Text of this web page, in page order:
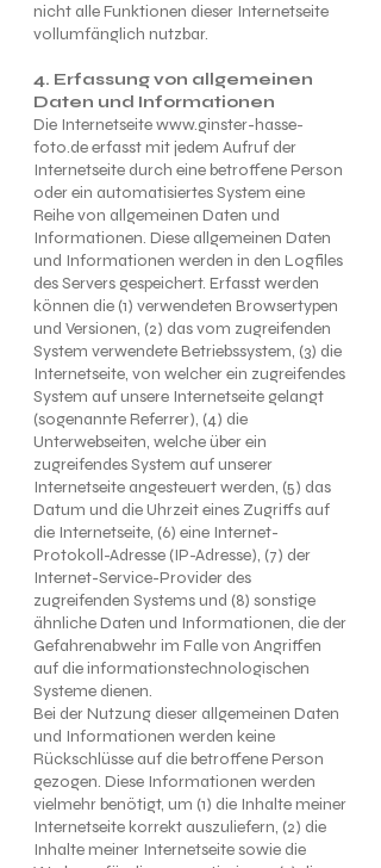
nicht alle Funktionen dieser Internetseite
vollumfänglich nutzbar.
4. Erfassung von allgemeinen
Daten und Informationen
Die Internetseitewww.ginster-hasse-
foto.deerfasst mit jedem Aufruf der
Internetseite durch eine betroffene Person
oder ein automatisiertes System eine
Reihe von allgemeinen Daten und
Informationen. Diese allgemeinen Daten
und Informationen werden in den Logfiles
des Servers gespeichert. Erfasst werden
können die (1) verwendeten Browsertypen
und Versionen, (2) das vom zugreifenden
System verwendete Betriebssystem, (3) die
Internetseite, von welcher ein zugreifendes
System auf unsere Internetseite gelangt
(sogenannte Referrer), (4) die
Unterwebseiten, welche über ein
zugreifendes System auf unserer
Internetseite angesteuert werden, (5) das
Datum und die Uhrzeit eines Zugriffs auf
die Internetseite, (6) eine Internet-
Protokoll-Adresse (IP-Adresse), (7) der
Internet-Service-Provider des
zugreifenden Systems und (8) sonstige
ähnliche Daten und Informationen, die der
Gefahrenabwehr im Falle von Angriffen
auf die informationstechnologischen
Systeme dienen.
Bei der Nutzung dieser allgemeinen Daten
und Informationen werden keine
Rückschlüsse auf die betroffene Person
gezogen. Diese Informationen werden
vielmehr benötigt, um (1) die Inhalte meiner
Internetseite korrekt auszuliefern, (2) die
Inhalte meiner Internetseite sowie die